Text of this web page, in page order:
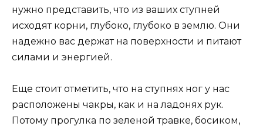
нужно представить, что из ваших ступней
исходят корни, глубоко, глубоко в землю. Они
надежно вас держат на поверхности и питают
силами и энергией.
Еще стоит отметить, что на ступнях ног у нас
расположены чакры, как и на ладонях рук.
Потому прогулка по зеленой травке, босиком,